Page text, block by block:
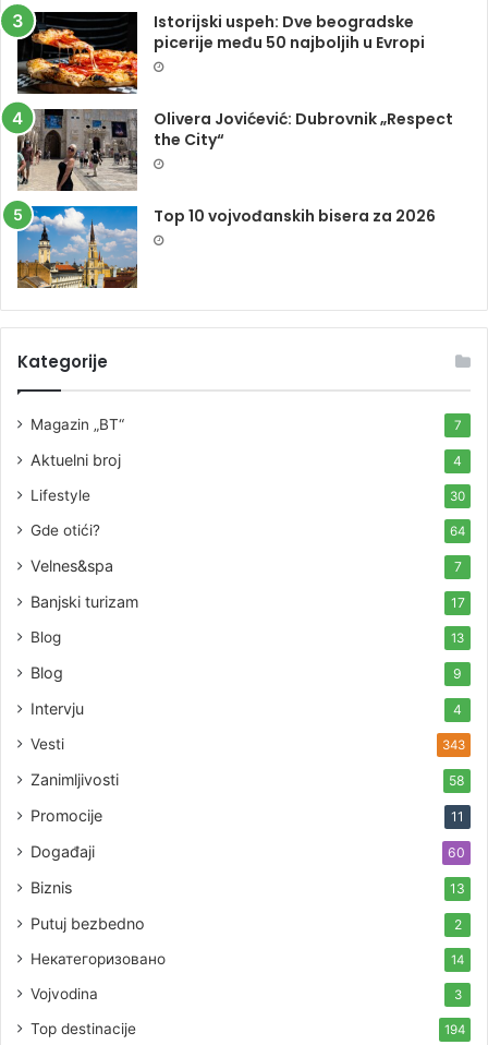
Istorijski uspeh: Dve beogradske
picerije među 50 najboljih u Evropi
Olivera Jovićević: Dubrovnik „Respect
the City“
Top 10 vojvođanskih bisera za 2026
Kategorije
Magazin „BT“ 7
Aktuelni broj 4
Lifestyle 30
Gde otići? 64
Velnes&spa 7
Banjski turizam 17
Blog 13
Blog 9
Intervju 4
Vesti 343
Zanimljivosti 58
Promocije 11
Događaji 60
Biznis 13
Putuj bezbedno 2
Некатегоризовано 14
Vojvodina 3
Top destinacije 194